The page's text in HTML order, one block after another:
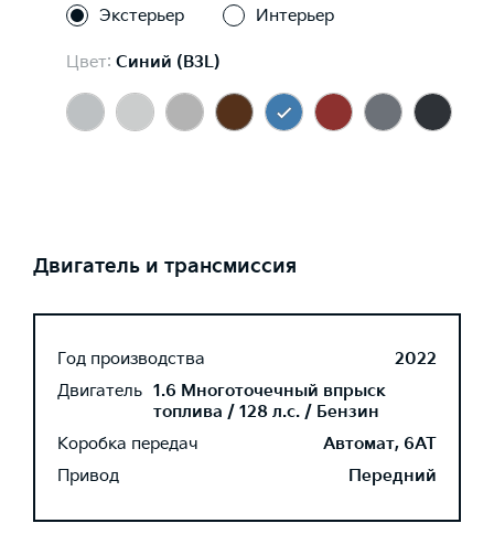
Экстерьер Интерьер
Цвет: Синий (B3L)
Двигатель и трансмиссия
Год производства
2022
Двигатель 1.6 Многоточечный впрыск
топлива / 128 л.с. / Бензин
Коробка передач
Автомат, 6AT
Привод
Передний